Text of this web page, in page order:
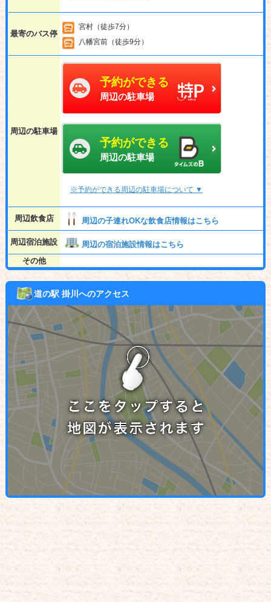
最寄のバス停
宮村（徒歩7分）
八幡宮前（徒歩9分）
周辺の駐車場
予約ができる
周辺の駐車場
予約ができる
周辺の駐車場
※予約ができる周辺の駐車場について ▼
周辺飲食店 周辺の子連れOKな飲食店情報はこちら
周辺宿泊施設
周辺の宿泊施設情報はこちら
その他
道の駅 掛川へのアクセス